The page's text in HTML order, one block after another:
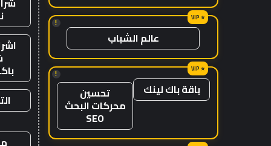
!
عالم الشباب
!
باقة باك لينك تحسين
محركات البحث
SEO